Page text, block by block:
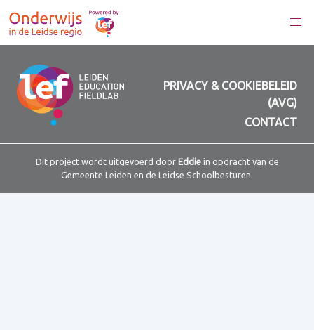
PRIVACY & COOKIEBELEID
(AVG)
CONTACT
Dit project wordt uitgevoerd door Eddiein opdracht van de
Gemeente Leiden en de Leidse Schoolbesturen.